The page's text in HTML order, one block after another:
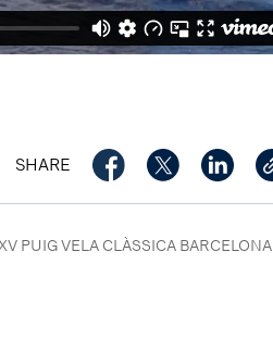
SHARE
PUIG VELA CLÀSSICA BARCELONA